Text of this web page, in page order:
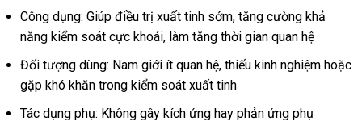
Công dụng: Giúp điều trị xuất tinh sớm, tăng cường khả
năng kiểm soát cực khoái, làm tăng thời gian quan hệ
Đối tượng dùng: Nam giới ít quan hệ, thiếu kinh nghiệm hoặc
gặp khó khăn trong kiểm soát xuất tinh
Tác dụng phụ: Không gây kích ứng hay phản ứng phụ